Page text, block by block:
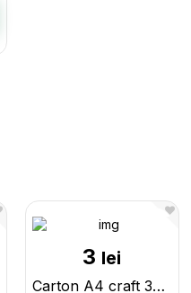
3 lei
Carton A4 craft 345gr Nude 204838